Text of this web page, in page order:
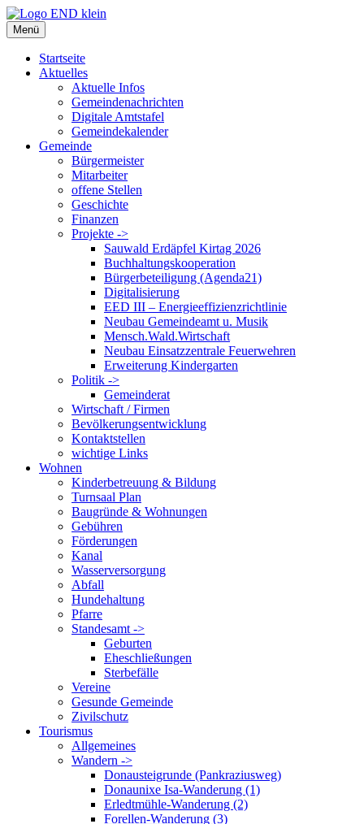
Zum
Inhalt
springen
Menü
Startseite
Aktuelles
Aktuelle Infos
Gemeindenachrichten
Digitale Amtstafel
Gemeindekalender
Gemeinde
Bürgermeister
Mitarbeiter
offene Stellen
Geschichte
Finanzen
Projekte ->
Sauwald Erdäpfel Kirtag 2026
Buchhaltungskooperation
Bürgerbeteiligung (Agenda21)
Digitalisierung
EED III – Energieeffizienzrichtlinie
Neubau Gemeindeamt u. Musik
Mensch.Wald.Wirtschaft
Neubau Einsatzzentrale Feuerwehren
Erweiterung Kindergarten
Politik ->
Gemeinderat
Wirtschaft / Firmen
Bevölkerungsentwicklung
Kontaktstellen
wichtige Links
Wohnen
Kinderbetreuung & Bildung
Turnsaal Plan
Baugründe & Wohnungen
Gebühren
Förderungen
Kanal
Wasserversorgung
Abfall
Hundehaltung
Pfarre
Standesamt ->
Geburten
Eheschließungen
Sterbefälle
Vereine
Gesunde Gemeinde
Zivilschutz
Tourismus
Allgemeines
Wandern ->
Donausteigrunde (Pankraziusweg)
Donaunixe Isa-Wanderung (1)
Erledtmühle-Wanderung (2)
Forellen-Wanderung (3)